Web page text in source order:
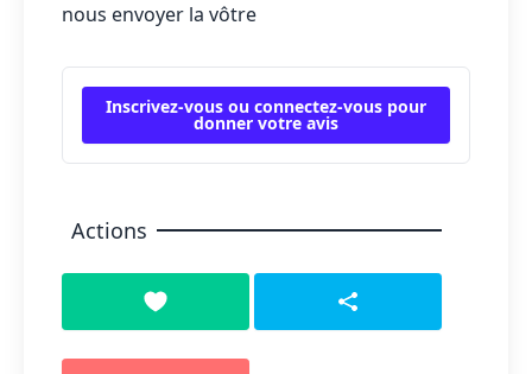
nous envoyer la vôtre
Inscrivez-vous ou connectez-vous pour
donner votre avis
Actions